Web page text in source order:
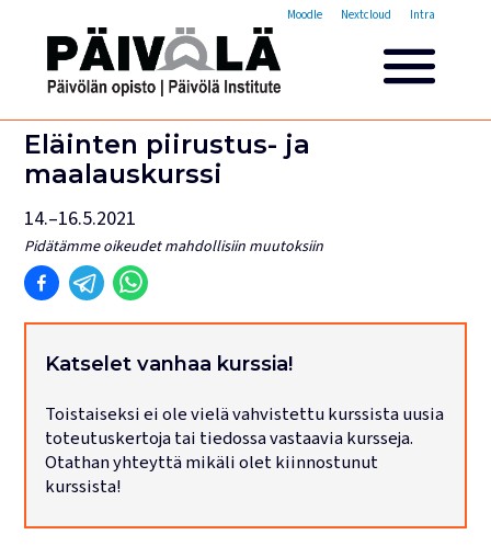
Moodle Nextcloud Intra
Yleisakatemia
Lyhytkurssit
Päivölän opisto
Miksi valita Päivölän opisto
Opettajien esittelyt
Tilat ja majoitus
Majoituspalvelut
Tarjoilut ja ruokailut
Leirit
Lukujärjestykset
Eläinten piirustus- ja
maalauskurssi
14.–16.5.2021
Pidätämme oikeudet mahdollisiin muutoksiin
Katselet vanhaa kurssia!
Toistaiseksi ei ole vielä vahvistettu kurssista uusia
toteutuskertoja tai tiedossa vastaavia kursseja.
Otathan yhteyttä mikäli olet kiinnostunut
kurssista!